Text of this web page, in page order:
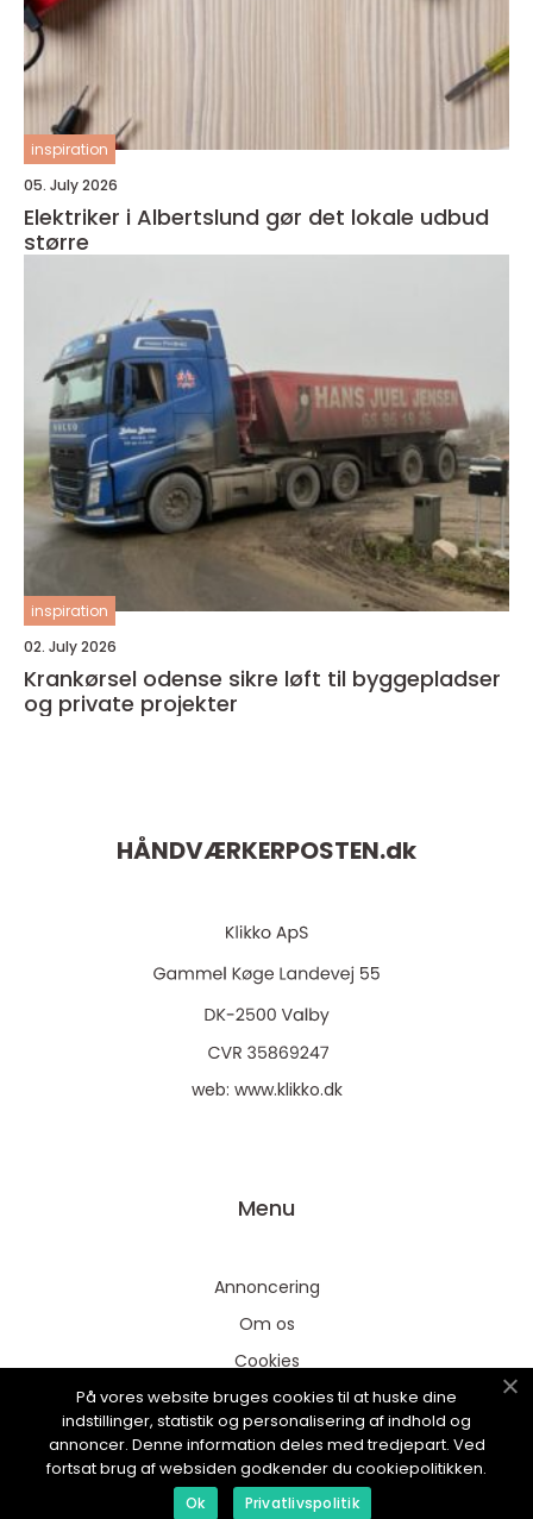
inspiration
05. July 2026
Elektriker i Albertslund gør det lokale udbud
større
inspiration
02. July 2026
Krankørsel odense sikre løft til byggepladser
og private projekter
HÅNDVÆRKERPOSTEN.dk
web: www.klikko.dk
Menu
Annoncering
Om os
Cookies
Kontakt os
Sitemap
På vores website bruges cookies til at huske dine
indstillinger, statistik og personalisering af indhold og
annoncer. Denne information deles med tredjepart. Ved
fortsat brug af websiden godkender du cookiepolitikken.
Ok Privatlivspolitik